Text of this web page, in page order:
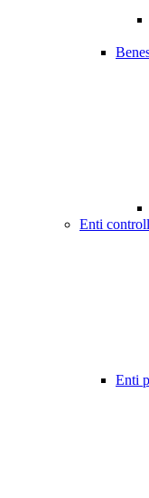
Enti
Enti